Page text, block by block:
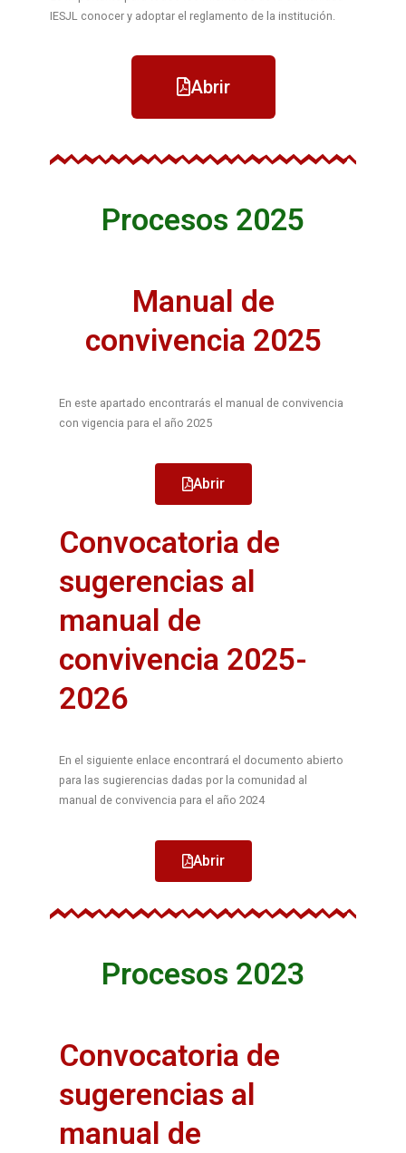
IESJL conocer y adoptar el reglamento de la institución.
Abrir
Procesos 2025
Manual de
convivencia 2025
En este apartado encontrarás el manual de convivencia
con vigencia para el año 2025
Abrir
Convocatoria de
sugerencias al
manual de
convivencia 2025-
2026
En el siguiente enlace encontrará el documento abierto
para las sugierencias dadas por la comunidad al
manual de convivencia para el año 2024
Abrir
Procesos 2023
Convocatoria de
sugerencias al
manual de